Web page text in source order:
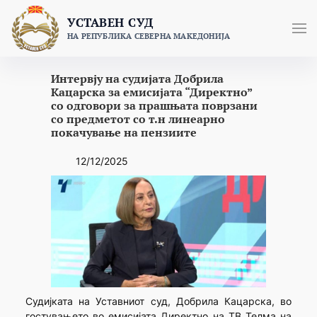
content
УСТАВЕН СУД
НА РЕПУБЛИКА СЕВЕРНА МАКЕДОНИЈА
Интервју на судијата Добрила
Кацарска за емисијата “Директно”
со одговори за прашњата поврзани
со предметот со т.н линеарно
покачување на пензиите
12/12/2025
Судијката на Уставниот суд, Добрила Кацарска, во